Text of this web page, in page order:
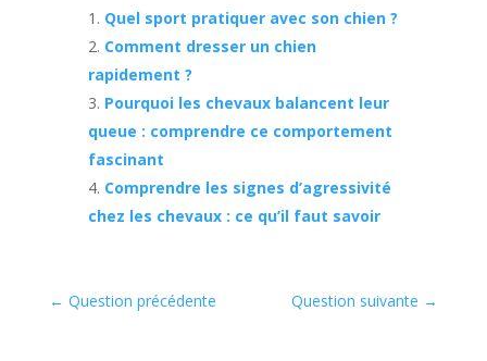
Quel sport pratiquer avec son chien ?
Comment dresser un chien
rapidement ?
Pourquoi les chevaux balancent leur
queue : comprendre ce comportement
fascinant
Comprendre les signes d’agressivité
chez les chevaux : ce qu’il faut savoir
← Question précédente Question suivante →